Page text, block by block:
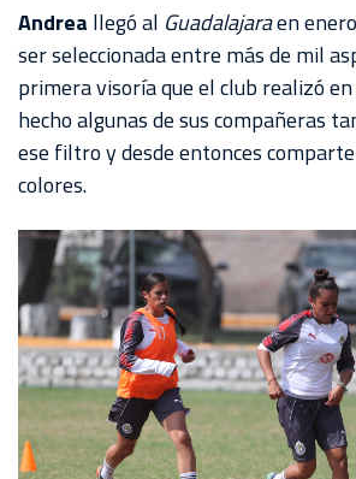
TOUR
ESTADIO
AKRON
Andrea llegó al Guadalajaraen
ser seleccionada entre más de mil
primera visoría que el club realizó en
hecho algunas de sus compañeras
ese filtro y desde entonces
colores.